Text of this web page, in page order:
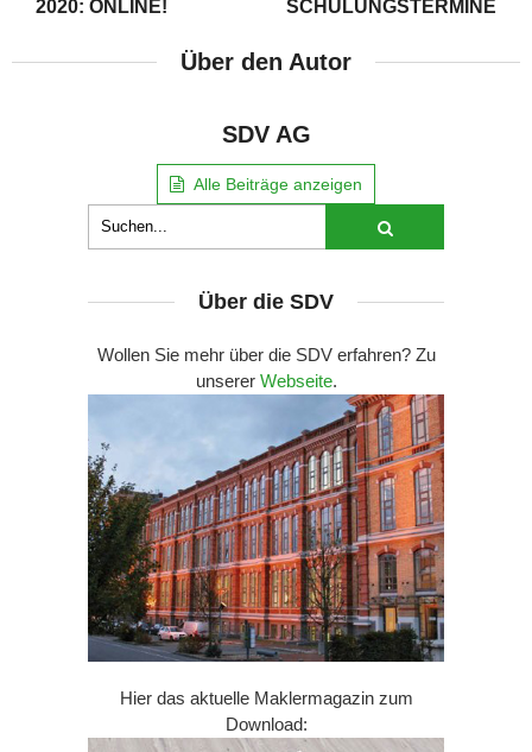
2020: ONLINE! SCHULUNGSTERMINE
Über den Autor
SDV AG
Alle Beiträge anzeigen
Über die SDV
Wollen Sie mehr über die SDV erfahren? Zu
unserer Webseite.
Hier das aktuelle Maklermagazin zum
Download: